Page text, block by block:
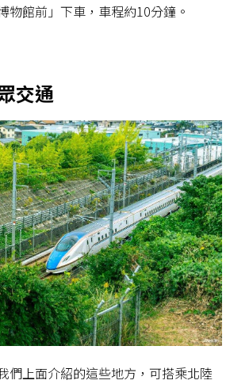
物館前」下車，車程約10分鐘。
交通
們上面介紹的這些地方，可搭乘北陸